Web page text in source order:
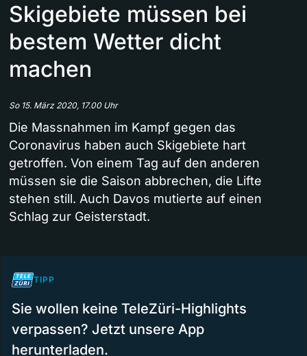
Skigebiete müssen bei
bestem Wetter dicht
machen
So 15. März 2020, 17.00 Uhr
Die Massnahmen im Kampf gegen das
Coronavirus haben auch Skigebiete hart
getroffen. Von einem Tag auf den anderen
müssen sie die Saison abbrechen, die Lifte
stehen still. Auch Davos mutierte auf einen
Schlag zur Geisterstadt.
TIPP
Sie wollen keine TeleZüri-Highlights
verpassen? Jetzt unsere App
herunterladen.